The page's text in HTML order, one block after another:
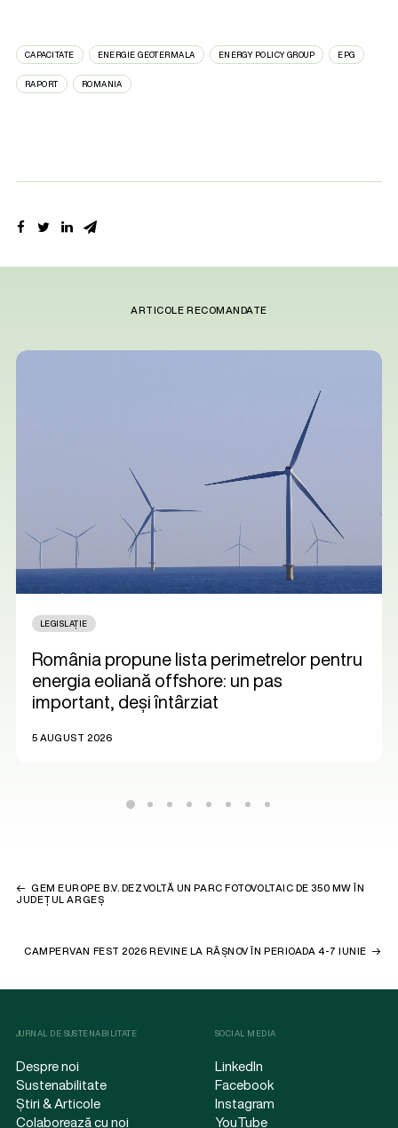
CAPACITATE ENERGIE GEOTERMALA ENERGY POLICY GROUP EPG
RAPORT ROMANIA
ARTICOLE RECOMANDATE
LEGISLAȚIE
România propune lista perimetrelor pentru
energia eoliană offshore: un pas
important, deși întârziat
5 AUGUST 2026
GEM EUROPE B.V. DEZVOLTĂ UN PARC FOTOVOLTAIC DE 350 MW ÎN
JUDEȚUL ARGEȘ
CAMPERVAN FEST 2026 REVINE LA RÂȘNOV ÎN PERIOADA 4-7 IUNIE
JURNAL DE SUSTENABILITATE
Despre noi
Sustenabilitate
Știri & Articole
Colaborează cu noi
SOCIAL MEDIA
LinkedIn
Facebook
Instagram
YouTube